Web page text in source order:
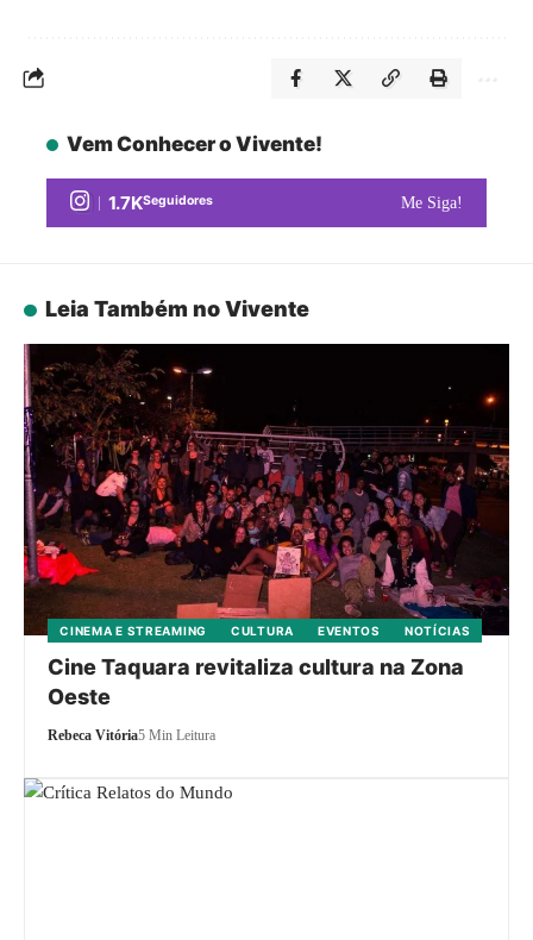
Vem Conhecer o Vivente!
1.7KSeguidores Me Siga!
Leia Também no Vivente
CINEMA E STREAMING CULTURA EVENTOS NOTÍCIAS
Cine Taquara revitaliza cultura na Zona
Oeste
Rebeca Vitória5 Min Leitura